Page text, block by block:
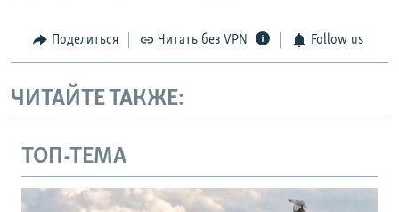
Поделиться Читать без VPN Follow us
ЧИТАЙТЕ ТАКЖЕ:
ТОП-ТЕМА